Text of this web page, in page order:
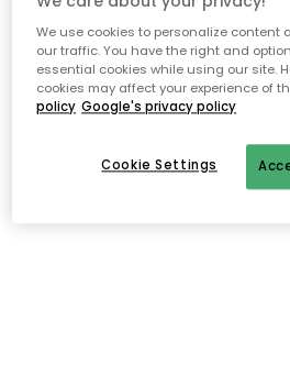
We use cookies to personalize content
our traffic. You have the right and
essential cookies while using our site.
cookies may affect your experience of
policy Google's privacy policy
Cookie Settings